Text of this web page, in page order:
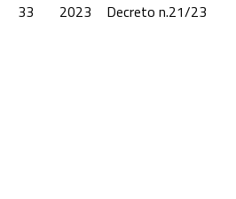
33
2023 Decreto n.21/23